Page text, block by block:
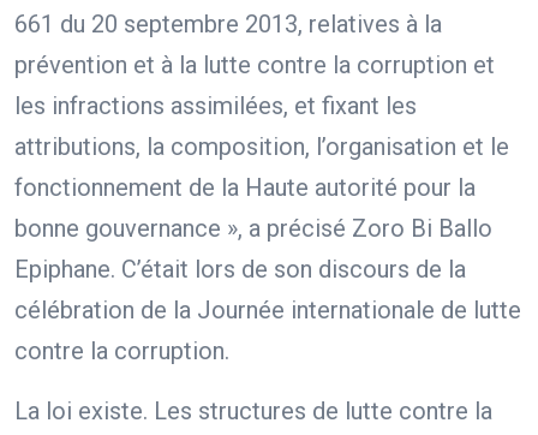
661 du 20 septembre 2013, relatives à la
prévention et à la lutte contre la corruption et
les infractions assimilées, et fixant les
attributions, la composition, l’organisation et le
fonctionnement de la Haute autorité pour la
bonne gouvernance », a précisé Zoro Bi Ballo
Epiphane. C’était lors de son discours de la
célébration de la Journée internationale de lutte
contre la corruption.
La loi existe. Les structures de lutte contre la